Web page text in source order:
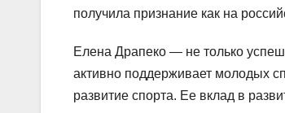
получила признание как на
Елена Драпеко — не только
активно поддерживает молодых
развитие спорта. Ее вклад в